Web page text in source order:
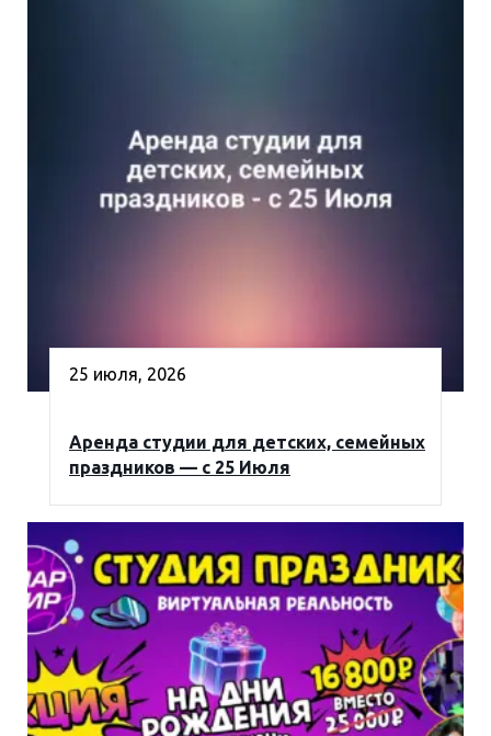
25 июля, 2026
Аренда студии для детских, семейных
праздников — с 25 Июля